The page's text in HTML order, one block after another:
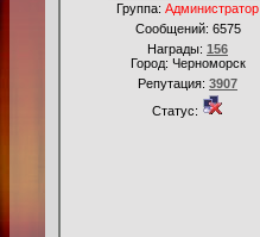
Группа: Администратор
Сообщений: 6575
Награды: 156
Город: Черноморск
Репутация: 3907
Статус: